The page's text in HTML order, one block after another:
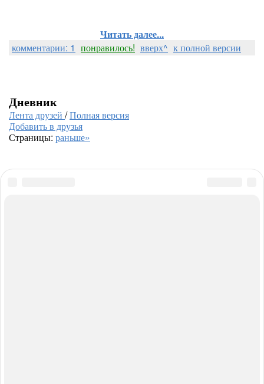
Читать далее...
комментарии: 1 понравилось! вверх^ к полной версии
Дневник
Лента друзей /Полная версия
Добавить в друзья
Страницы: раньше»